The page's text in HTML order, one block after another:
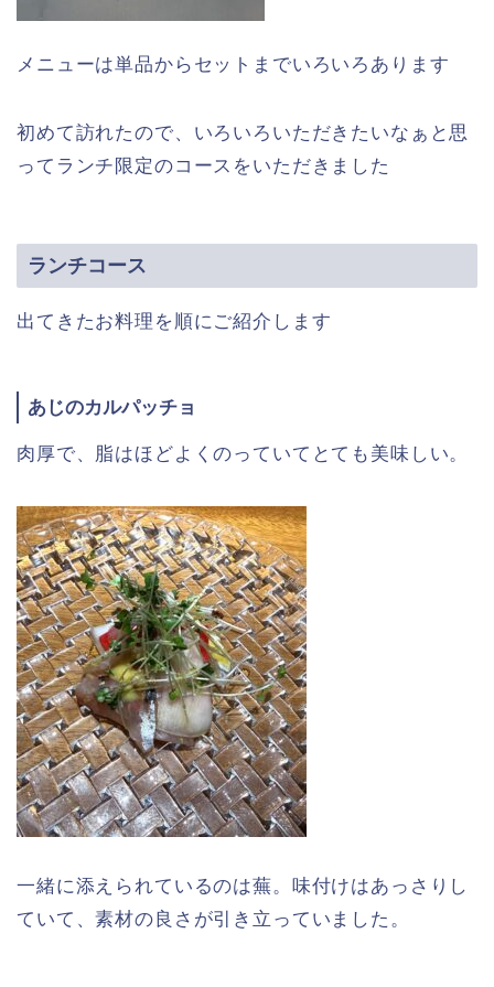
メニューは単品からセットまでいろいろあります
初めて訪れたので、いろいろいただきたいなぁと思
ってランチ限定のコースをいただきました
ランチコース
出てきたお料理を順にご紹介します
あじのカルパッチョ
肉厚で、脂はほどよくのっていてとても美味しい。
一緒に添えられているのは蕪。味付けはあっさりし
ていて、素材の良さが引き立っていました。